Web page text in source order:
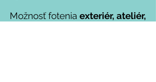
Možnosť fotenia exteriér, ateliér,